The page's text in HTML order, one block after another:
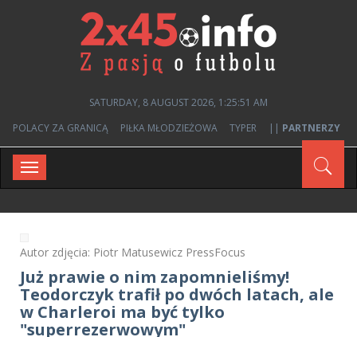
SATURDAY, 8 AUGUST 2026, 1:25:51 AM
POLACY ZA GRANICĄ
PIŁKA MŁODZIEŻOWA TYPER || PARTNERZY
Toggle
navigation
Autor zdjęcia: Piotr Matusewicz PressFocus
Już prawie o nim zapomnieliśmy!
Teodorczyk trafił po dwóch latach, ale
w Charleroi ma być tylko
"superrezerwowym"